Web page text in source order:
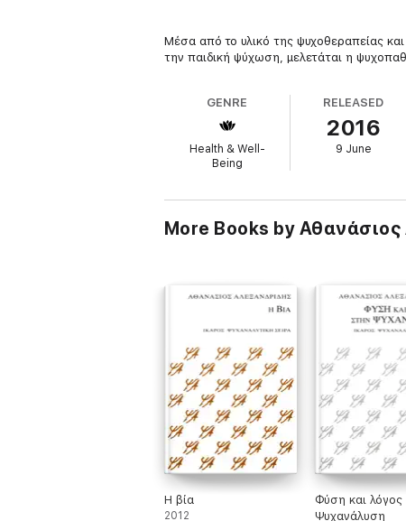
Μέσα από το υλικό της ψυχοθεραπείας
την παιδική ψύχωση, μελετάται η
Η υπόθεση αυτή οδηγεί τον συγγραφέα
συμβιωτικής προβληματικής που
GENRE
Health & Well-
Being
RELEASED
2016
9 June
More Books by
Η βία
2012
Φύση και λόγος
Ψυχανάλυση